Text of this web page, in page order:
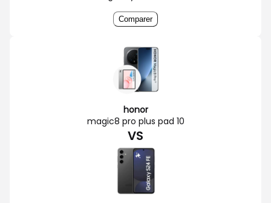
Comparer
honor
magic8 pro plus pad 10
VS